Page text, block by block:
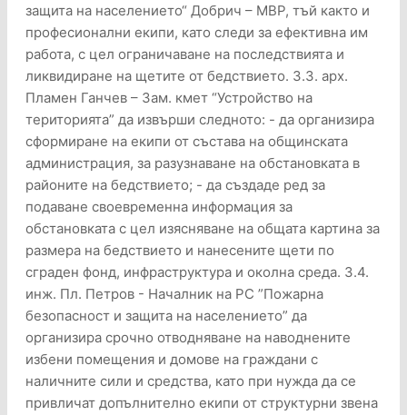
защита на населението“ Добрич – МВР, тъй както и
професионални екипи, като следи за ефективна им
работа, с цел ограничаване на последствията и
ликвидиране на щетите от бедствието. 3.3. арх.
Пламен Ганчев – Зам. кмет “Устройство на
територията” да извърши следното: - да организира
сформиране на екипи от състава на общинската
администрация, за разузнаване на обстановката в
районите на бедствието; - да създаде ред за
подаване своевременна информация за
обстановката с цел изясняване на общата картина за
размера на бедствието и нанесените щети по
сграден фонд, инфраструктура и околна среда. 3.4.
инж. Пл. Петров - Началник на РС ”Пожарна
безопасност и защита на населението” да
организира срочно отводняване на наводнените
избени помещения и домове на граждани с
наличните сили и средства, като при нужда да се
привличат допълнително екипи от структурни звена